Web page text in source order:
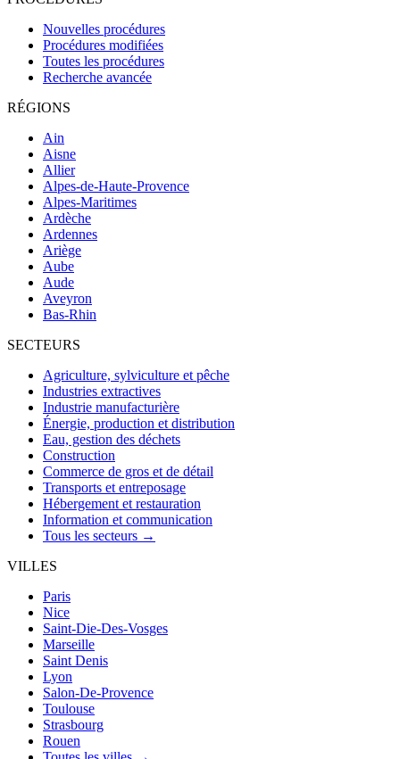
Nouvelles procédures
Procédures modifiées
Toutes les procédures
Recherche avancée
RÉGIONS
Ain
Aisne
Allier
Alpes-de-Haute-Provence
Alpes-Maritimes
Ardèche
Ardennes
Ariège
Aube
Aude
Aveyron
Bas-Rhin
SECTEURS
Agriculture, sylviculture et pêche
Industries extractives
Industrie manufacturière
Énergie, production et distribution
Eau, gestion des déchets
Construction
Commerce de gros et de détail
Transports et entreposage
Hébergement et restauration
Information et communication
Tous les secteurs →
VILLES
Paris
Nice
Saint-Die-Des-Vosges
Marseille
Saint Denis
Lyon
Salon-De-Provence
Toulouse
Strasbourg
Rouen